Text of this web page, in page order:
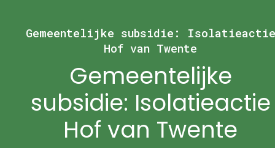
Gemeentelijke subsidie: Isolatieactie
Hof van Twente
Gemeentelijke
subsidie: Isolatieactie
Hof van Twente